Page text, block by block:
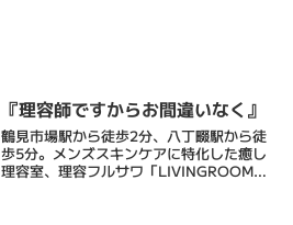
『理容師ですからお間違いなく』
鶴見市場駅から徒歩2分、八丁畷駅から徒
歩5分。メンズスキンケアに特化した癒し
理容室、理容フルサワ「LIVINGROOM」